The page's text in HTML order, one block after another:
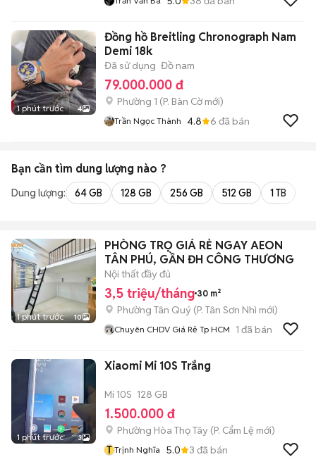
1 phút trước 4
Đồng hồ Breitling Chronograph Nam
Demi 18k
Đã sử dụng Đồ nam
79.000.000 đ
Phường 1 (P. Bàn Cờmới)
Trần Ngọc Thành 4.8 6 đã bán
Bạn cần tìm dung lượng nào ?
Dung lượng: 64 GB 128 GB 256 GB 512 GB 1 TB
1 phút trước 10
PHÒNG TRỌ GIÁ RẺ NGAY AEON
TÂN PHÚ, GẦN ĐH CÔNG THƯƠNG
Nội thất đầy đủ
3,5 triệu/tháng 30 m²
Phường Tân Quý (P. Tân Sơn Nhì mới)
Chuyên CHDV Giá Rẻ Tp HCM 1 đã bán
1 phút trước 3
Xiaomi Mi 10S Trắng
Mi 10S 128 GB
1.500.000 đ
Phường Hòa Thọ Tây (P. Cẩm Lệ mới)
T Trịnh Nghĩa 5.0 3 đã bán